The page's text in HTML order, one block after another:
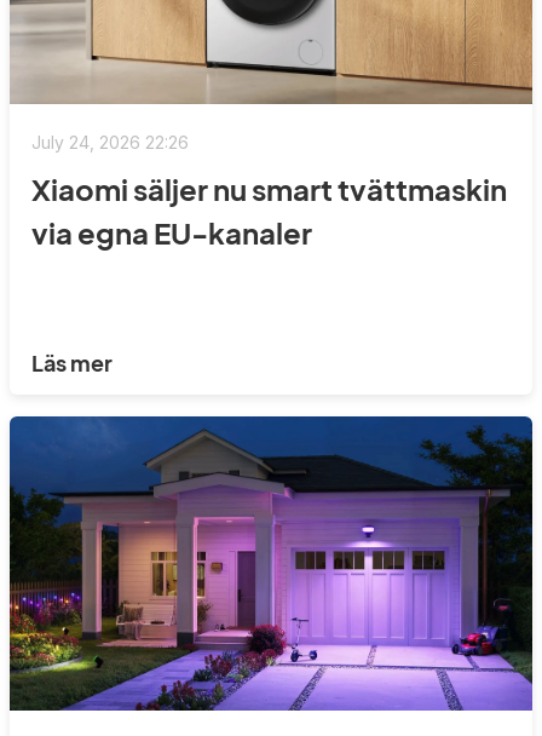
July 24, 2026 22:26
Xiaomi säljer nu smart tvättmaskin
via egna EU-kanaler
Läs mer